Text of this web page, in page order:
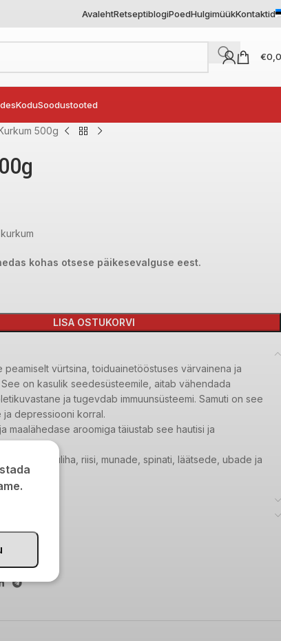
AvalehtRetseptiblogiPoedHulgimüükKontaktid
€
KoduSoodustooted
500g
kohas otsese päikesevalguse eest.
LISA OSTUKORVI
peamiselt vürtsina, toiduainetööstuses värvainena ja
See on kasulik seedesüsteemile, aitab vähendada
ja tugevdab immuunsüsteemi. Samuti on see
ja depressiooni korral.
maalähedase aroomiga täiustab see hautisi ja
liha, linnuliha, riisi, munade, spinati, läätsede, ubade ja